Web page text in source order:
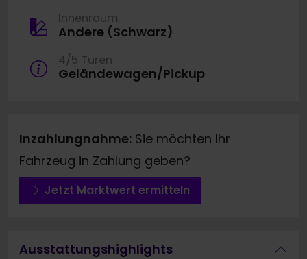
Innenraum
Andere (Schwarz)
4/5 Türen
Geländewagen/Pickup
Inzahlungnahme: Sie möchten Ihr
Fahrzeug in Zahlung geben?
Jetzt Marktwert ermitteln
Ausstattungshighlights